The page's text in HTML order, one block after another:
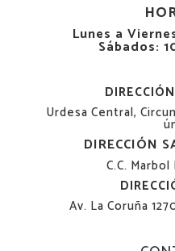
Lunes a
Sábados:
Urdesa Central,
DIRECCIÓN
C.C.
Av. La Coruña